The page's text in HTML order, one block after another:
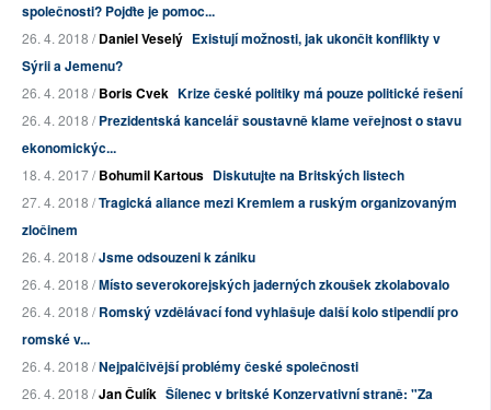
společnosti? Pojďte je pomoc...
26. 4. 2018 /Daniel Veselý Existují možnosti, jak ukončit konflikty v
Sýrii a Jemenu?
26. 4. 2018 /Boris Cvek Krize české politiky má pouze politické řešení
26. 4. 2018 /Prezidentská kancelář soustavně klame veřejnost o stavu
ekonomickýc...
18. 4. 2017 /Bohumil Kartous Diskutujte na Britských listech
27. 4. 2018 /Tragická aliance mezi Kremlem a ruským organizovaným
zločinem
26. 4. 2018 /Jsme odsouzeni k zániku
26. 4. 2018 /Místo severokorejských jaderných zkoušek zkolabovalo
26. 4. 2018 /Romský vzdělávací fond vyhlašuje další kolo stipendií pro
romské v...
26. 4. 2018 /Nejpalčivější problémy české společnosti
26. 4. 2018 /Jan Čulík Šílenec v britské Konzervativní straně: "Za